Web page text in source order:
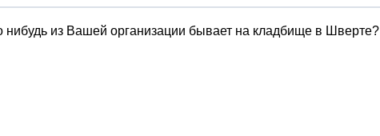
нибудь из Вашей организации бывает на кладбище в Шверте?